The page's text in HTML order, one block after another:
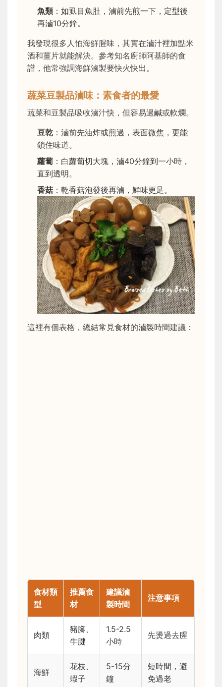
魚類：如虱目魚肚，滷前先煎一下，定型後
再滷10分鐘。
我發現很多人怕海鮮腥味，其實在滷汁裡加點米
酒和薑片就能解決。參考知名廚師阿基師的食
譜，他常強調海鮮滷製要快火快出。
蔬菜豆製品滷味：素食者的最愛
蔬菜和豆製品吸收滷汁快，但容易過鹹或軟爛。
豆乾 ：滷前先油炸或煎過，表面微焦，更能
鎖住味道。
蘿蔔 ：白蘿蔔切大塊，滷40分鐘到一小時，
直到透明。
香菇 ：乾香菇泡發後再滷，鮮味更足。
這裡有個表格，總結常見食材的滷製時間建議：
食材類
型
推薦食
材
建議滷
製時間
注意事項
肉類
豬腳、
牛腱
1.5-2.5
小時
先燙過去腥
海鮮
花枝、
蝦子
5-15分
鐘
短時間，避
免過老